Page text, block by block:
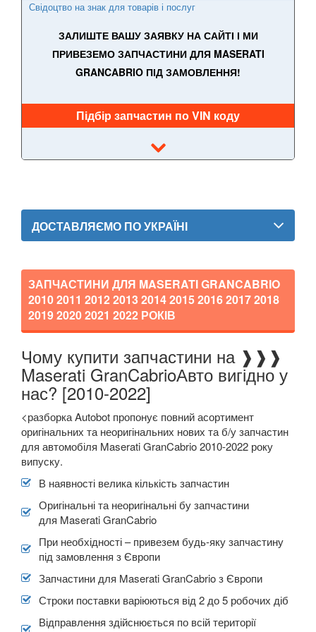
MAZDA
MERCEDES-BENZ
PEUGEOT keyboard_arrow_down
RENAULT keyboard_arrow_down
ROVER
keyboard_arrow_down
SEAT keyboard_arrow_down
SKODA
SMART keyboard_arrow_down
SUBARU
TESLA
TOYOTA
VOLKSWAGEN
VOLVO
Свідоцтво на знак для товарів і послуг
ЗАЛИШТЕ ВАШУ ЗАЯВКУ НА САЙТІ І МИ
ПРИВЕЗЕМО ЗАПЧАСТИНИ ДЛЯ MASERATI
GRANCABRIO ПІД ЗАМОВЛЕННЯ!
Підбір запчастин по VIN коду
attach_file Прикріпити файл
ДОСТАВЛЯЄМО ПО УКРАЇНІ
ЗАПЧАСТИНИ ДЛЯ MASERATI GRANCABRIO
2010 2011 2012 2013 2014 2015 2016 2017 2018
2019 2020 2021 2022 РОКІВ
Чому купити запчастини на ❱❱❱
Maserati GranCabrioАвто вигідно у
нас? [2010-2022]
<разборка Autobot пропонує повний асортимент
оригінальних та неоригінальних нових та б/у запчастин
для автомобіля Maserati GranCabrio 2010-2022 року
випуску.
В наявності велика кількість запчастин
Оригінальні та неоригінальні бу запчастини
для Maserati GranCabrio
При необхідності – привезем будь-яку запчастину
під замовлення з Європи
Запчастини для Maserati GranCabrio з Європи
Строки поставки варіюються від 2 до 5 робочих діб
Відправлення здійснюється по всій території